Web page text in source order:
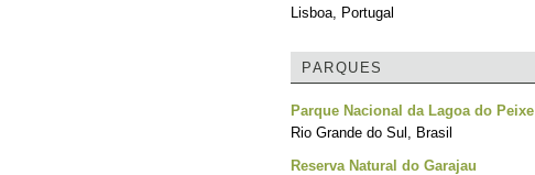
Lisboa, Portugal
PARQUES
Parque Nacional da Lagoa do Peixe
Rio Grande do Sul, Brasil
Reserva Natural do Garajau